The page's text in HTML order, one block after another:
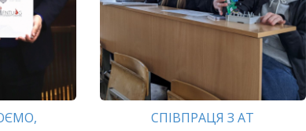
СПІВПРАЦЯ З АТ